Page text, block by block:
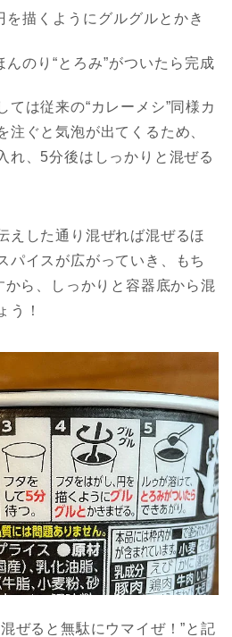
を描くようにグルグルとかき
んのり“とろみ”がついたら完成
ては従来の“カレーメシ”同様カ
注ぐと気泡が出てくるため、
れ、5分後はしっかりと混ぜる
えした通り混ぜれば混ぜるほ
パイスが広がっていき、もち
から、しっかりと容器底から混
う！
ぜると無駄にウマイぜ！”と記